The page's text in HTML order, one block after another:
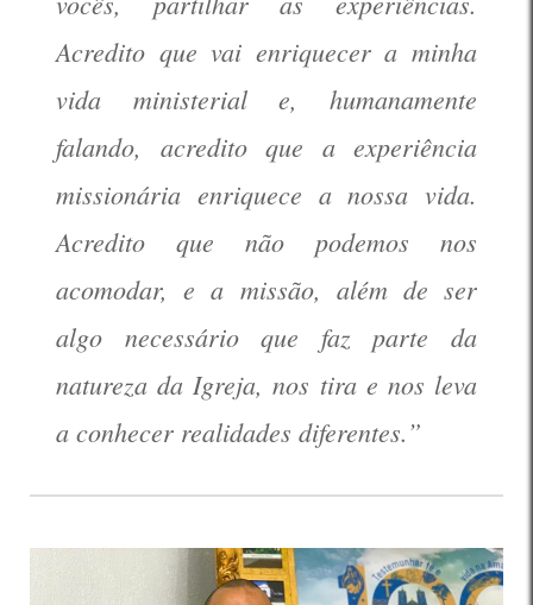
Acredito que vai enriquecer a minha
vida ministerial e, humanamente
falando, acredito que a experiência
missionária enriquece a nossa vida.
Acredito que não podemos nos
acomodar, e a missão, além de ser
algo necessário que faz parte da
natureza da Igreja, nos tira e nos leva
a conhecer realidades diferentes.”